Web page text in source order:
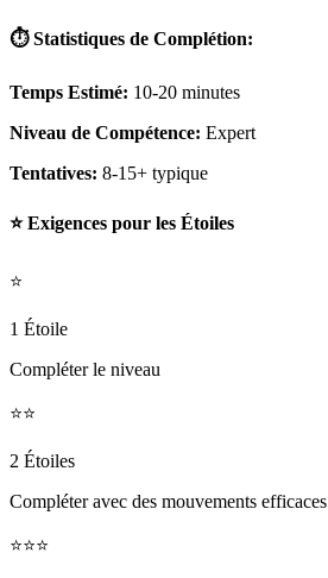
⏱️ Statistiques de Complétion:
Temps Estimé: 10-20 minutes
Niveau de Compétence: Expert
Tentatives: 8-15+ typique
⭐ Exigences pour les Étoiles
⭐
1 Étoile
Compléter le niveau
⭐⭐
2 Étoiles
Compléter avec des mouvements efficaces
⭐⭐⭐